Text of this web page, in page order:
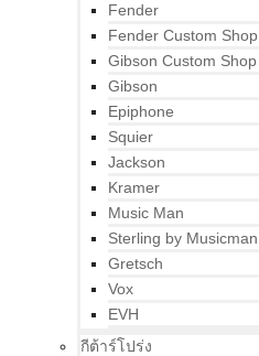
Fender
Fender Custom Shop
Gibson Custom Shop
Gibson
Epiphone
Squier
Jackson
Kramer
Music Man
Sterling by Musicman
Gretsch
Vox
EVH
กีต้าร์โปร่ง